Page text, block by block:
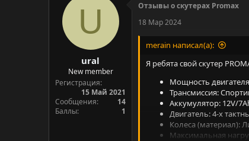
U
ural
New member
Регистрация
15 Май 2021
Сообщения
14
Баллы
1
Отзывы о скутерах Promax
18 Мар 2024
merain написал(а):
Я ребята свой скутер
Мощность
Трансмиссия:
Аккумулятор: 12V/
Двигатель: 4-х
Колеса (материал):
Максимальная